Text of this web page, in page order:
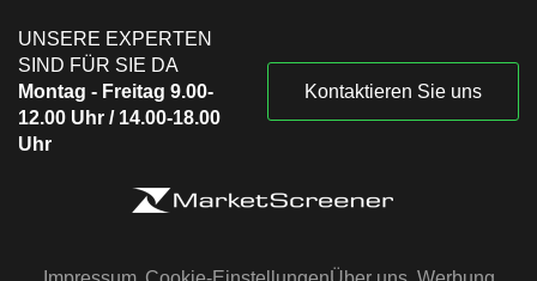
UNSERE EXPERTEN
SIND FÜR SIE DA
Montag - Freitag 9.00-
12.00 Uhr / 14.00-18.00
Uhr
Kontaktieren Sie uns